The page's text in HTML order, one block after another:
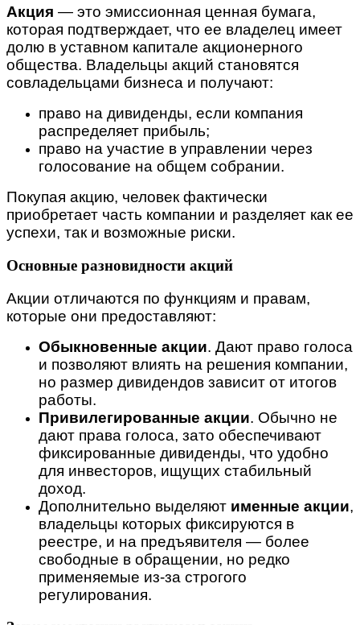
Акция — это эмиссионная ценная бумага,
которая подтверждает, что ее владелец имеет
долю в уставном капитале акционерного
общества. Владельцы акций становятся
совладельцами бизнеса и получают:
право на дивиденды, если компания
распределяет прибыль;
право на участие в управлении через
голосование на общем собрании.
Покупая акцию, человек фактически
приобретает часть компании и разделяет как ее
успехи, так и возможные риски.
Основные разновидности акций
Акции отличаются по функциям и правам,
которые они предоставляют:
Обыкновенные акции. Дают право голоса
и позволяют влиять на решения компании,
но размер дивидендов зависит от итогов
работы.
Привилегированные акции. Обычно не
дают права голоса, зато обеспечивают
фиксированные дивиденды, что удобно
для инвесторов, ищущих стабильный
доход.
Дополнительно выделяют именные акции,
владельцы которых фиксируются в
реестре, и на предъявителя — более
свободные в обращении, но редко
применяемые из-за строгого
регулирования.